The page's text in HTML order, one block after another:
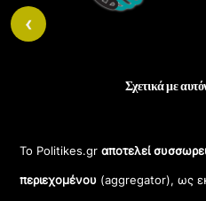
Σχετικά με
Το Politikes.grαποτελεί
περιεχομένου (aggregator), ως
‹